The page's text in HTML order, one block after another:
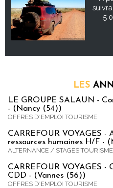
5
LES
LE GROUPE SALAUN -
- (Nancy (54))
OFFRES D'EMPLOI TOURISME
CARREFOUR VOYAGES
ressources humaines H/F -
ALTERNANCE / STAGES TOURISME
CARREFOUR VOYAGES -
CDD - (Vannes (56))
OFFRES D'EMPLOI TOURISME